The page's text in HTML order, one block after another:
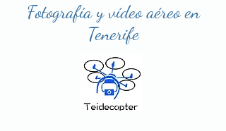
Fotografía y vídeo aéreo en
Tenerife
Foto Teide